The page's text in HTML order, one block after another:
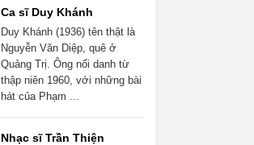
Ca sĩ Duy Khánh
Duy Khánh (1936) tên thật là
Nguyễn Văn Diệp, quê ở
Quảng Trị. Ông nổi danh từ
thập niên 1960, với những bài
hát của Phạm ...
Nhạc sĩ Trần Thiện